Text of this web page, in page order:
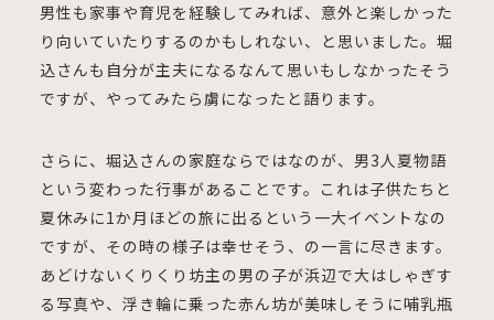
男性も家事や育児を経験してみれば、意外と楽しかった
り向いていたりするのかもしれない、と思いました。堀
込さんも自分が主夫になるなんて思いもしなかったそう
ですが、やってみたら虜になったと語ります。
さらに、堀込さんの家庭ならではなのが、男3人夏物語
という変わった行事があることです。これは子供たちと
夏休みに1か月ほどの旅に出るという一大イベントなの
ですが、その時の様子は幸せそう、の一言に尽きます。
あどけないくりくり坊主の男の子が浜辺で大はしゃぎす
る写真や、浮き輪に乗った赤ん坊が美味しそうに哺乳瓶